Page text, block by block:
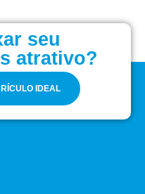
seu
atrativo?
IDEAL